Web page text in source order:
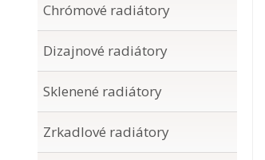
Chrómové radiátory
Dizajnové radiátory
Sklenené radiátory
Zrkadlové radiátory